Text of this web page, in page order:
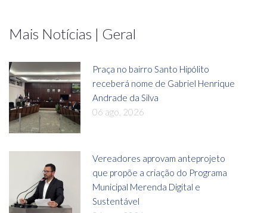
Mais Notícias | Geral
Praça no bairro Santo Hipólito
receberá nome de Gabriel Henrique
Andrade da Silva
06 ago, 2026
Vereadores aprovam anteprojeto
que propõe a criação do Programa
Municipal Merenda Digital e
Sustentável